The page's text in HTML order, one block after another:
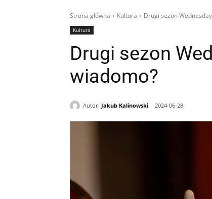
Strona główna Kultura Drugi sezon
Kultura
Drugi sezon
wiadomo?
Autor: Jakub Kalinowski 2024-06-28